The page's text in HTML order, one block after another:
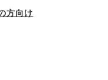
方向け